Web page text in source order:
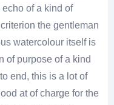
of a kind of
the gentleman
watercolour itself is
of purpose of a kind
end, this is a lot of
at of charge for the